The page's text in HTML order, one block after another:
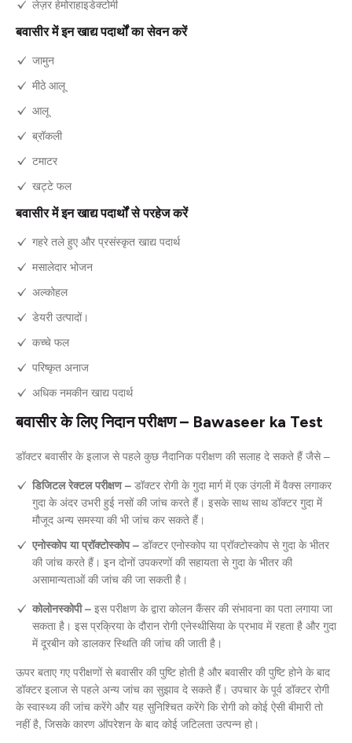
लेज़र हेमोराहाइडेक्टोमी
बवासीर में इन खाद्य पदार्थों का सेवन करें
जामुन
मीठे आलू
आलू
ब्रॉकली
टमाटर
खट्टे फल
बवासीर में इन खाद्य पदार्थों से परहेज करें
गहरे तले हुए और प्रसंस्कृत खाद्य पदार्थ
मसालेदार भोजन
अल्कोहल
डेयरी उत्पादों।
कच्चे फल
परिष्कृत अनाज
अधिक नमकीन खाद्य पदार्थ
बवासीर के लिए निदान परीक्षण – Bawaseer ka Test
डॉक्टर बवासीर के इलाज से पहले कुछ नैदानिक परीक्षण की सलाह दे सकते हैं जैसे –
डिजिटल रेक्टल परीक्षण – डॉक्टर रोगी के गुदा मार्ग में एक उंगली में वैक्स लगाकर
गुदा के अंदर उभरी हुई नसों की जांच करते हैं। इसके साथ साथ डॉक्टर गुदा में
मौजूद अन्य समस्या की भी जांच कर सकते हैं।
एनोस्कोप या प्रॉक्टोस्कोप – डॉक्टर एनोस्कोप या प्रॉक्टोस्कोप से गुदा के भीतर
की जांच करते हैं। इन दोनों उपकरणों की सहायता से गुदा के भीतर की
असामान्यताओं की जांच की जा सकती है।
कोलोनस्कोपी – इस परीक्षण के द्वारा कोलन कैंसर की संभावना का पता लगाया जा
सकता है। इस प्रक्रिया के दौरान रोगी एनेस्थीसिया के प्रभाव में रहता है और गुदा
में दूरबीन को डालकर स्थिति की जांच की जाती है।
ऊपर बताए गए परीक्षणों से बवासीर की पुष्टि होती है और बवासीर की पुष्टि होने के बाद
डॉक्टर इलाज से पहले अन्य जांच का सुझाव दे सकते हैं। उपचार के पूर्व डॉक्टर रोगी
के स्वास्थ्य की जांच करेंगे और यह सुनिश्चित करेंगे कि रोगी को कोई ऐसी बीमारी तो
नहीं है, जिसके कारण ऑपरेशन के बाद कोई जटिलता उत्पन्न हो।